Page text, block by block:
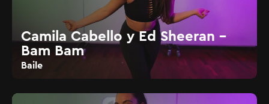
Camila Cabello y Ed Sheeran -
Bam Bam
Baile